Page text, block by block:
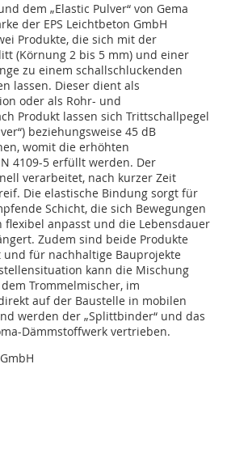
dem „Elastic Pulver“ von Gema
der EPS Leichtbeton GmbH
Produkte, die sich mit der
(Körnung 2 bis 5 mm) und einer
zu einem schallschluckenden
lassen. Dieser dient als
oder als Rohr- und
Produkt lassen sich Trittschallpegel
beziehungsweise 45 dB
womit die erhöhten
4109-5 erfüllt werden. Der
verarbeitet, nach kurzer Zeit
Die elastische Bindung sorgt für
Schicht, die sich Bewegungen
flexibel anpasst und die Lebensdauer
Zudem sind beide Produkte
für nachhaltige Bauprojekte
kann die Mischung
Trommelmischer, im
auf der Baustelle in mobilen
werden der „Splittbinder“ und das
Dämmstoffwerk vertrieben.